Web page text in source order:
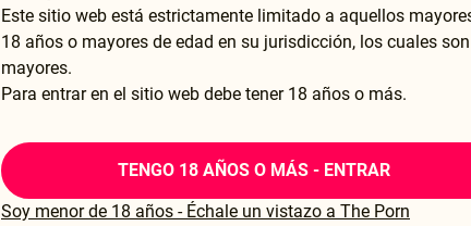
Este sitio web está estrictamente limitado a aquellos
18 años o mayores de edad en su jurisdicción, los cuales son
mayores.
Para entrar en el sitio web debe tener 18 años o más.
TENGO 18 AÑOS O MÁS - ENTRAR
Soy menor de 18 años - Échale un vistazo a The Porn